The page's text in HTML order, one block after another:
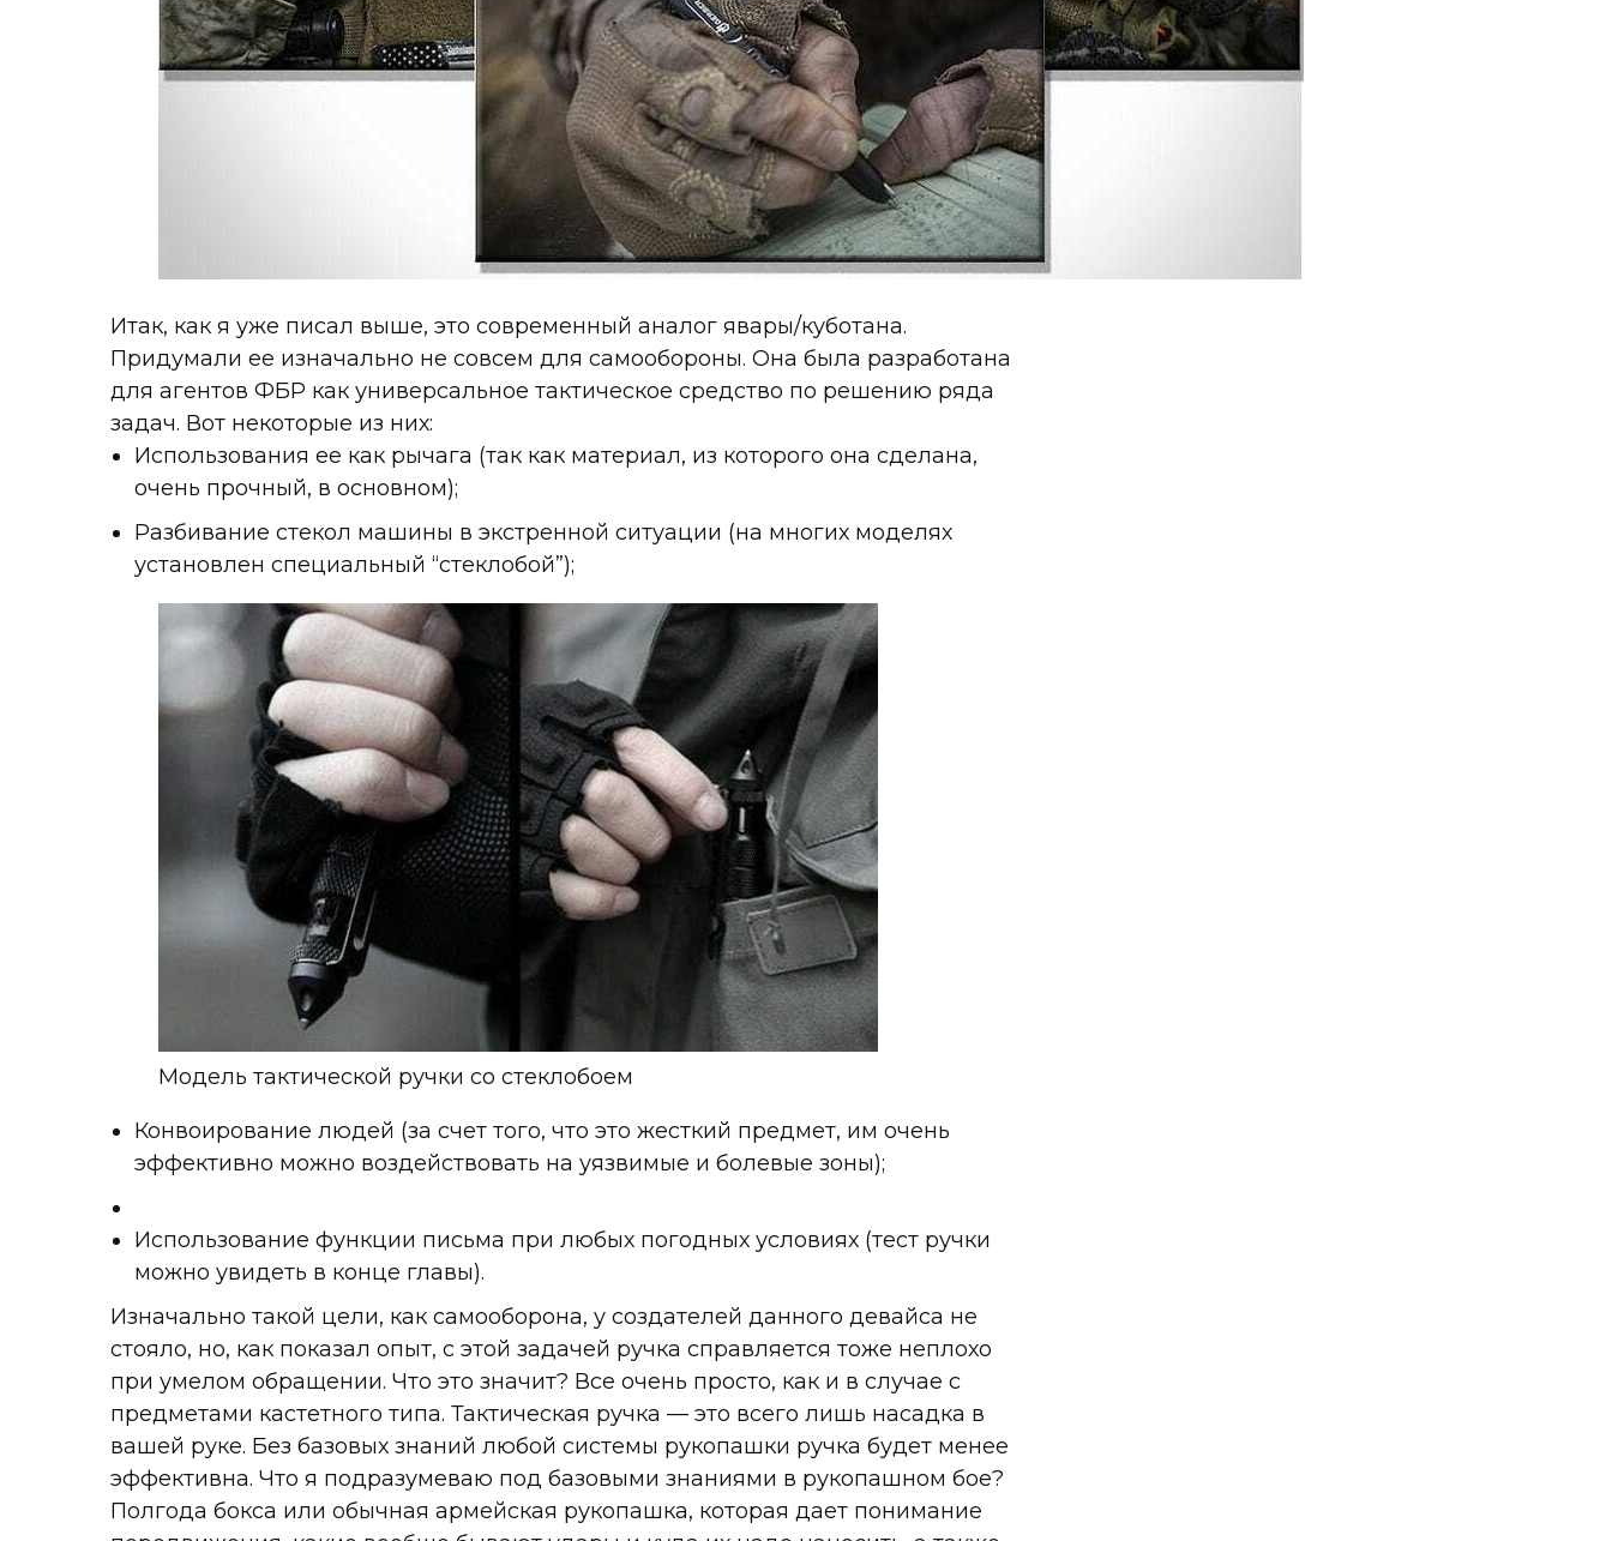
Итак, как я уже писал выше, это современный аналог явары/куботана.
Придумали ее изначально не совсем для самообороны. Она была разработана
для агентов ФБР как универсальное тактическое средство по решению ряда
задач. Вот некоторые из них:
Использования ее как рычага (так как материал, из которого она сделана,
очень прочный, в основном);
Разбивание стекол машины в экстренной ситуации (на многих моделях
установлен специальный “стеклобой”);
Модель тактической ручки со стеклобоем
Конвоирование людей (за счет того, что это жесткий предмет, им очень
эффективно можно воздействовать на уязвимые и болевые зоны);
Использование функции письма при любых погодных условиях (тест ручки
можно увидеть в конце главы).
Изначально такой цели, как самооборона, у создателей данного девайса не
стояло, но, как показал опыт, с этой задачей ручка справляется тоже неплохо
при умелом обращении. Что это значит? Все очень просто, как и в случае с
предметами кастетного типа. Тактическая ручка — это всего лишь насадка в
вашей руке. Без базовых знаний любой системы рукопашки ручка будет менее
эффективна. Что я подразумеваю под базовыми знаниями в рукопашном бое?
Полгода бокса или обычная армейская рукопашка, которая дает понимание